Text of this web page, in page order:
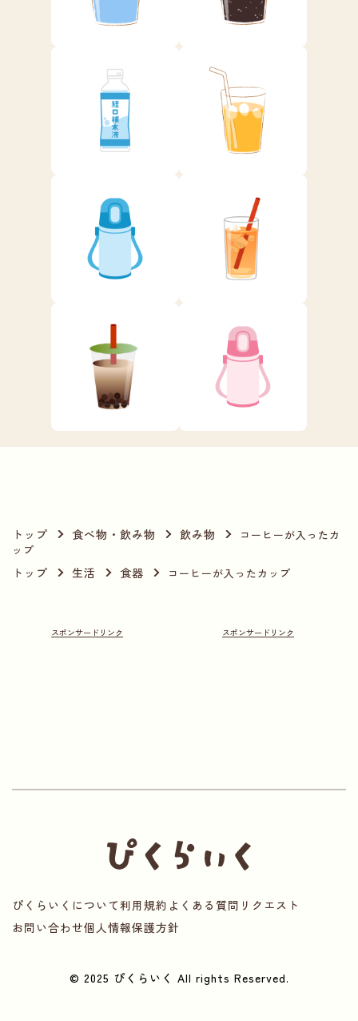
トップ 食べ物・飲み物 飲み物
コーヒーが入ったカ
ップ
トップ 生活 食器 コーヒーが入ったカップ
ぴくらいくについて利用規約 よくある質問 リクエスト
お問い合わせ個人情報保護方針
© 2025 ぴくらいく All rights Reserved.